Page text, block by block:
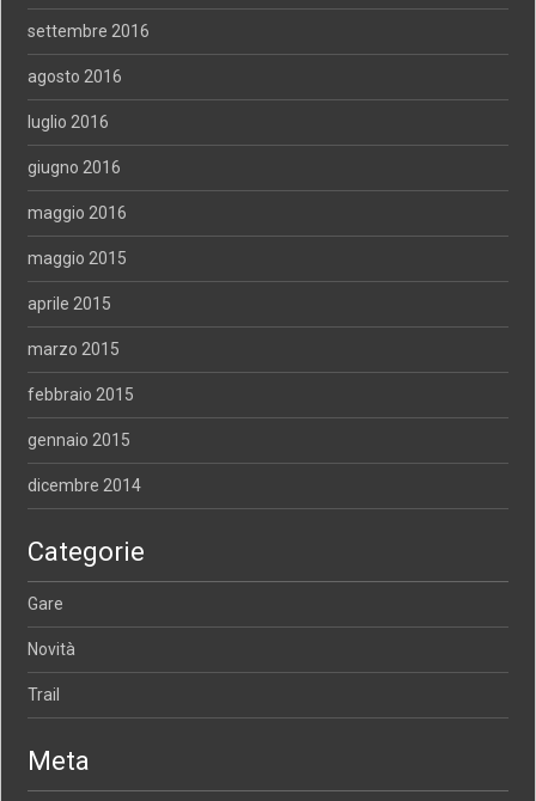
settembre 2016
agosto 2016
luglio 2016
giugno 2016
maggio 2016
maggio 2015
aprile 2015
marzo 2015
febbraio 2015
gennaio 2015
dicembre 2014
Categorie
Gare
Novità
Trail
Meta